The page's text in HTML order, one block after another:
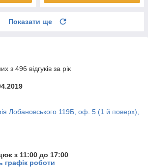
Показати ще
з 496 відгуків за рік
Лобановського 119Б, оф. 5 (1 й поверх),
з 11:00 до 17:00
графік роботи